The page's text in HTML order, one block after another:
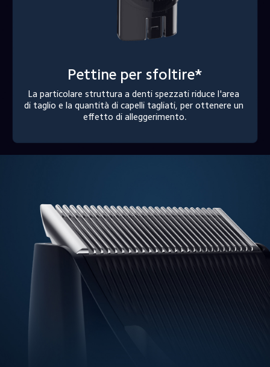
Pettine per sfoltire*
La particolare struttura a denti spezzati riduce l'area
di taglio e la quantità di capelli tagliati, per ottenere un
effetto di alleggerimento.